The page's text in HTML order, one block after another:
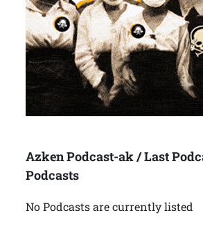
Azken Podcast-ak / Last
Podcasts
No Podcasts are currently listed